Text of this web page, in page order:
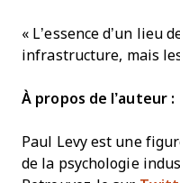
« L’essence d’un lieu
infrastructure, mais
À propos de l’auteur :
Paul Levy est une
de la psychologie